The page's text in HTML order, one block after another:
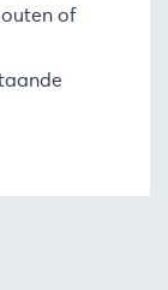
of